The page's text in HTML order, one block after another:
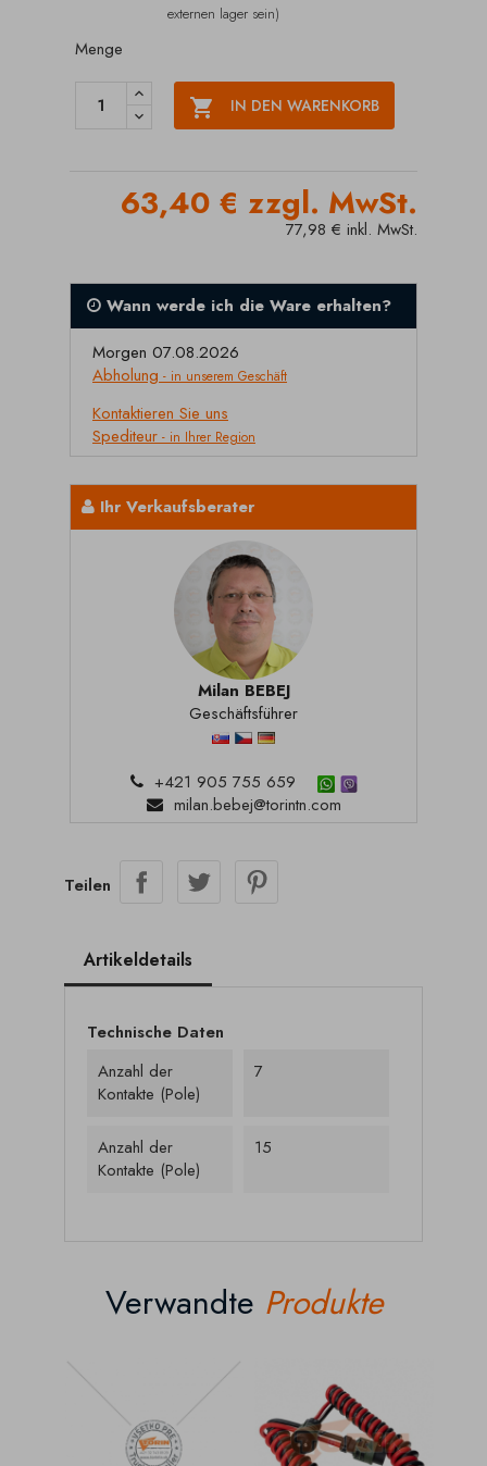
externen lager sein)
Menge
 IN DEN WARENKORB
63,40 € zzgl. MwSt.
77,98 € inkl. MwSt.
Wann werde ich die Ware erhalten?
Morgen 07.08.2026
Abholung - in unserem Geschäft
Kontaktieren Sie uns
Spediteur - in Ihrer Region
Ihr Verkaufsberater
Milan BEBEJ
Geschäftsführer
+421 905 755 659
milan.bebej@torintn.com
Teilen
Artikeldetails
Technische Daten
Anzahl der
Kontakte (Pole)
7
Anzahl der
Kontakte (Pole)
15
Verwandte Produkte